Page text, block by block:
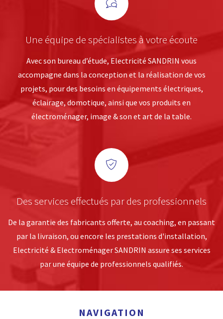
Une équipe de spécialistes à votre écoute
Avec son bureau d’étude, Electricité SANDRIN vous
accompagne dans la conception et la réalisation de vos
projets, pour des besoins en équipements électriques,
éclairage, domotique, ainsi que vos produits en
électroménager, image & son et art de la table.
Des services effectués par des professionnels
De la garantie des fabricants offerte, au coaching, en passant
par la livraison, ou encore les prestations d'installation,
Electricité & Electroménager SANDRIN assure ses services
par une équipe de professionnels qualifiés.
NAVIGATION